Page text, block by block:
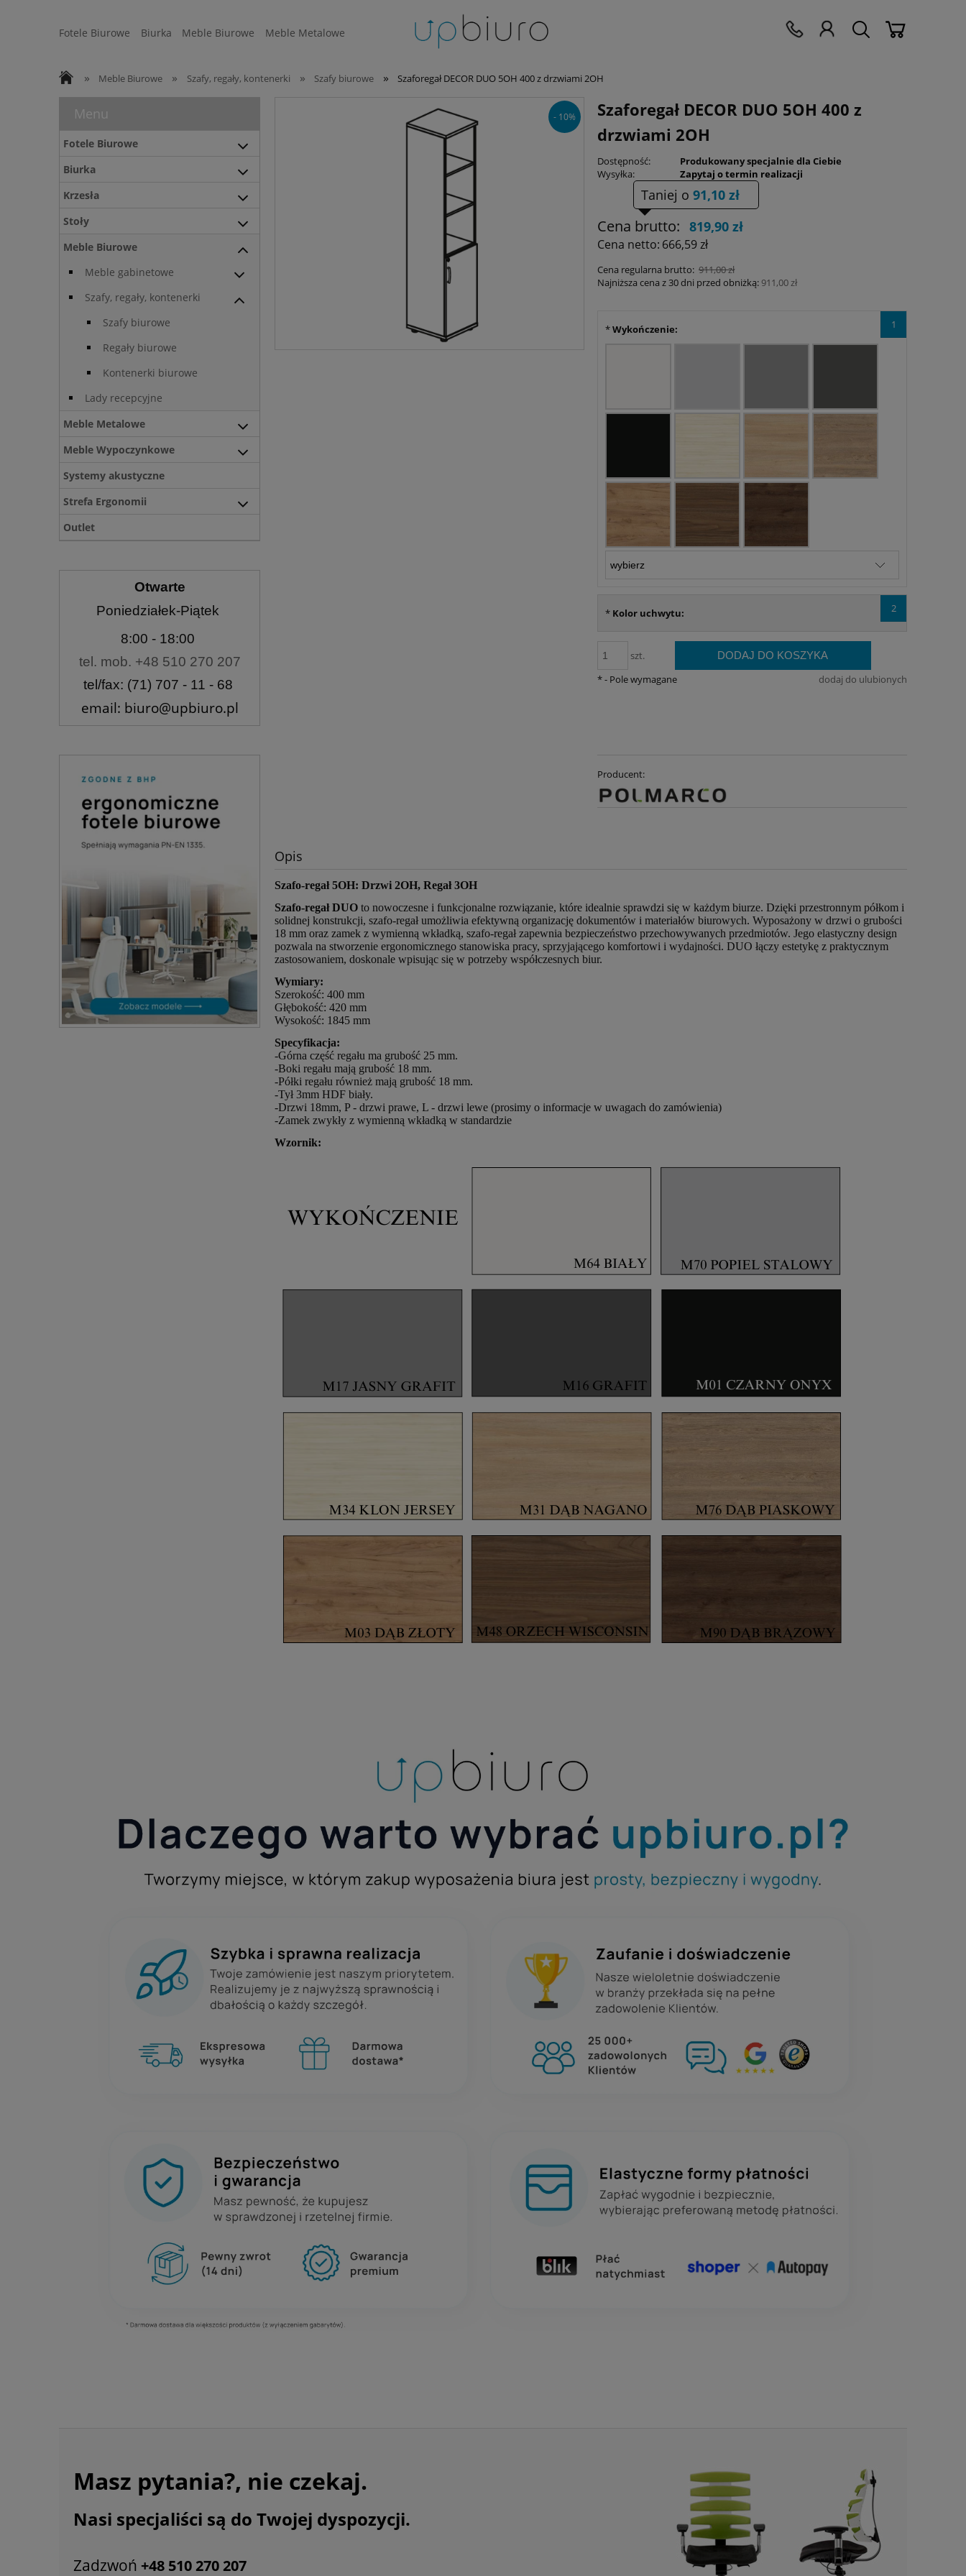
Fotele Biurowe Biurka Meble Biurowe Meble Metalowe
» Meble Biurowe » Szafy, regały, kontenerki » Szafy biurowe » Szaforegał DECOR DUO 5OH 400 z drzwiami 2OH
Menu
Fotele Biurowe
Biurka
Krzesła
Stoły
Meble Biurowe
Meble gabinetowe
Szafy, regały, kontenerki
Szafy biurowe
Regały biurowe
Kontenerki biurowe
Lady recepcyjne
Meble Metalowe
Meble Wypoczynkowe
Systemy akustyczne
Strefa Ergonomii
Outlet
Otwarte
Poniedziałek-Piątek
8:00 - 18:00
tel. mob. +48 510 270 207
tel/fax: (71) 707 - 11 - 68
email: biuro@upbiuro.pl
Szaforegał DECOR DUO 5OH 400 z
drzwiami 2OH
- 10%
Dostępność:
Produkowany specjalnie dla Ciebie
Wysyłka:
Zapytaj o termin realizacji
Taniej o91,10 zł
Cena brutto: 819,90 zł
Cena netto: 666,59 zł
Cena regularna brutto: 911,00 zł
Najniższa cena z 30 dni przed obniżką: 911,00 zł
1
*Wykończenie:
2
* Kolor uchwytu:
szt. DODAJ DO KOSZYKA
dodaj do ulubionych
*- Pole wymagane
Producent:
Opis
Szafo-regał 5OH: Drzwi 2OH, Regał 3OH
Szafo-regał DUO to nowoczesne i funkcjonalne rozwiązanie, które idealnie sprawdzi się w każdym biurze. Dzięki przestronnym półkom i
solidnej konstrukcji, szafo-regał umożliwia efektywną organizację dokumentów i materiałów biurowych. Wyposażony w drzwi o grubości
18 mm oraz zamek z wymienną wkładką, szafo-regał zapewnia bezpieczeństwo przechowywanych przedmiotów. Jego elastyczny design
pozwala na stworzenie ergonomicznego stanowiska pracy, sprzyjającego komfortowi i wydajności. DUO łączy estetykę z praktycznym
zastosowaniem, doskonale wpisując się w potrzeby współczesnych biur.
Wymiary:
Szerokość: 400 mm
Głębokość: 420 mm
Wysokość: 1845 mm
Specyfikacja:
-Górna część regału ma grubość 25 mm.
-Boki regału mają grubość 18 mm.
-Półki regału również mają grubość 18 mm.
-Tył 3mm HDF biały.
-Drzwi 18mm, P - drzwi prawe, L - drzwi lewe (prosimy o informacje w uwagach do zamówienia)
-Zamek zwykły z wymienną wkładką w standardzie
Wzornik:
Masz pytania?, nie czekaj.
Nasi specjaliści są do Twojej dyspozycji.
Zadzwoń +48 510 270 207